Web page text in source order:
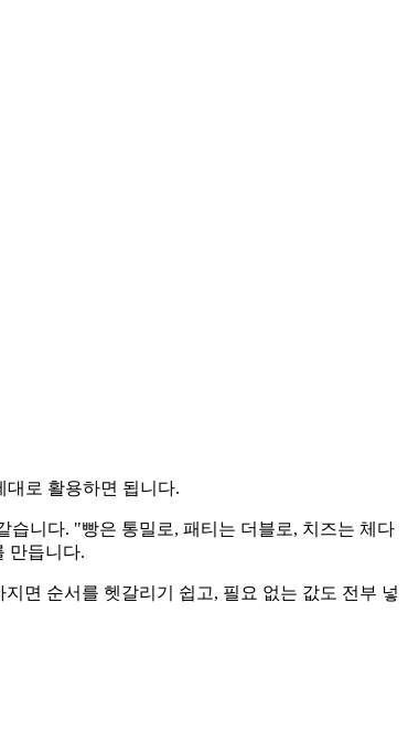
로 활용하면 됩니다.
니다. "빵은 통밀로, 패티는 더블로, 치즈는 체다
만듭니다.
면 순서를 헷갈리기 쉽고, 필요 없는 값도 전부 넣